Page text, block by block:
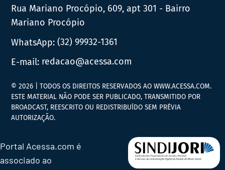
Rua Mariano Procópio, 609, apt 301 - Bairro
Mariano Procópio
WhatsApp:(32) 99932-1361
E-mail: redacao@acessa.com
© 2026 | TODOS OS DIREITOS RESERVADOS AO WWW.ACESSA.COM.
ESTE MATERIAL NÃO PODE SER PUBLICADO, TRANSMITIDO POR
BROADCAST, REESCRITO OU REDISTRIBUÍDO SEM PRÉVIA
AUTORIZAÇÃO.
Portal Acessa.com é
associado ao